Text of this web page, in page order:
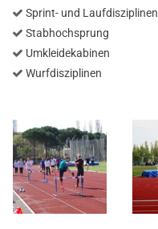
Sprint- und Laufdisziplinen
Stabhochsprung
Umkleidekabinen
Wurfdisziplinen